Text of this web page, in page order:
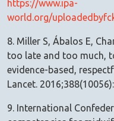
https://www.ipa-
world.org/
8. Miller S, Ábalos E,
too late and too much,
evidence-based,
Lancet.
9. International